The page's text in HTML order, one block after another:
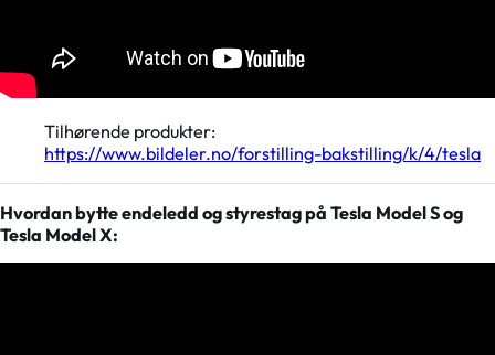
Tilhørende produkter:
https://www.bildeler.no/forstilling-bakstilling/k/4/tesla
Hvordan bytte endeledd og styrestag på Tesla Model S og
Tesla Model X: